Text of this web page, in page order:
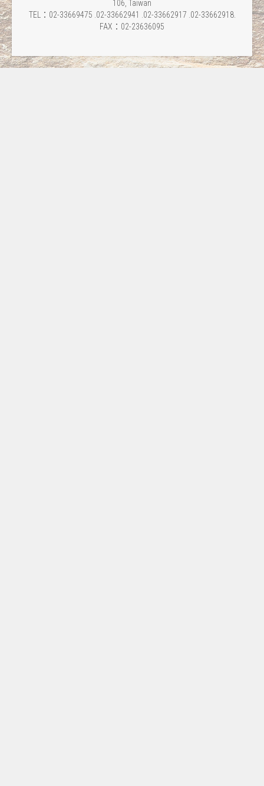
106, Taiwan
TEL：02-33669475 .02-33662941 .02-33662917 .02-33662918.
FAX：02-23636095